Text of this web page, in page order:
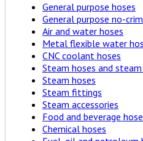
General purpose hoses
General purpose no-
Air and water hoses
Metal flexible water
CNC coolant hoses
Steam hoses and
Steam hoses
Steam fittings
Steam accessories
Food and beverage
Chemical hoses